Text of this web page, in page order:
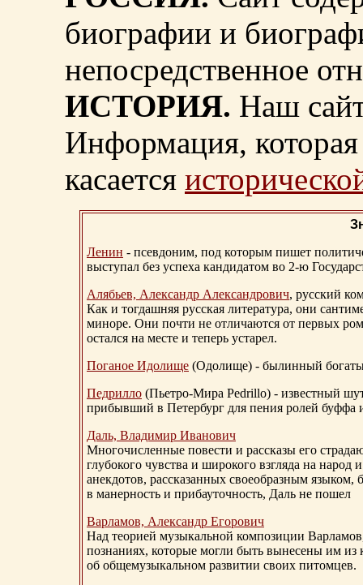
биографии и
непосредственное
ИСТОРИЯ. Наш
Информация, которая
касается
Ленин - псевдоним, под которым пишет
выступал без успеха кандидатом во 2-ю
Алябьев, Александр Александрович, русский
Как и тогдашняя русская литература, они
миноре. Они почти не отличаются от первых
остался на месте и теперь устарел.
Поганое Идолище (Одолище) - былинный
Педрилло (Пьетро-Мира Pedrillo) - известный
прибывший в Петербург для пения ролей буффа
Даль, Владимир Иванович
Многочисленные повести и рассказы его
глубокого чувства и широкого взгляда на
анекдотов, рассказанных своеобразным
в манерность и прибауточность, Даль не пошел
Варламов, Александр Егорович
Над теорией музыкальной композиции
познаниях, которые могли быть вынесены им из
об общемузыкальном развитии своих питомцев.